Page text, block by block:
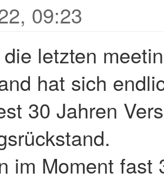
09:23
letzten
hat sich
30 Jahren
im Moment